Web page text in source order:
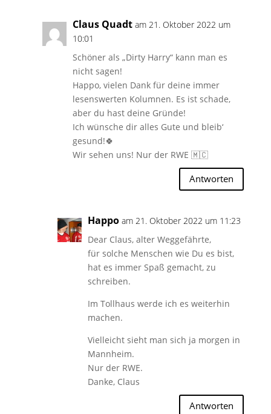
Claus Quadt am 21. Oktober 2022 um
10:01
Schöner als „Dirty Harry“ kann man es
nicht sagen!
Happo, vielen Dank für deine immer
lesenswerten Kolumnen. Es ist schade,
aber du hast deine Gründe!
Ich wünsche dir alles Gute und bleib‘
gesund!🍀
Wir sehen uns! Nur der RWE 🇲🇨
Antworten
Happo am 21. Oktober 2022 um 11:23
Dear Claus, alter Weggefährte,
für solche Menschen wie Du es bist,
hat es immer Spaß gemacht, zu
schreiben.
Im Tollhaus werde ich es weiterhin
machen.
Vielleicht sieht man sich ja morgen in
Mannheim.
Nur der RWE.
Danke, Claus
Antworten